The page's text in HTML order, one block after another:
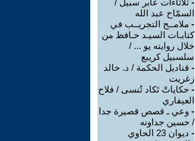
- ثلاثاءات عابر سبيل /
السمّاح عبد الله
- ملامــح التجريــب في
كتابـات السيـد حـافظ من
خلال روايته يو ... /
سلسبيل كريبع
- قناديل الحكمة / د. خالد
زغريت
- حكاياتْ تَكاد تُنسى / فلاح
العيفاري
- وعي ـ قصص قصيرة جدا
/ حسين جداونه
-
ديوان 23 الحاوي